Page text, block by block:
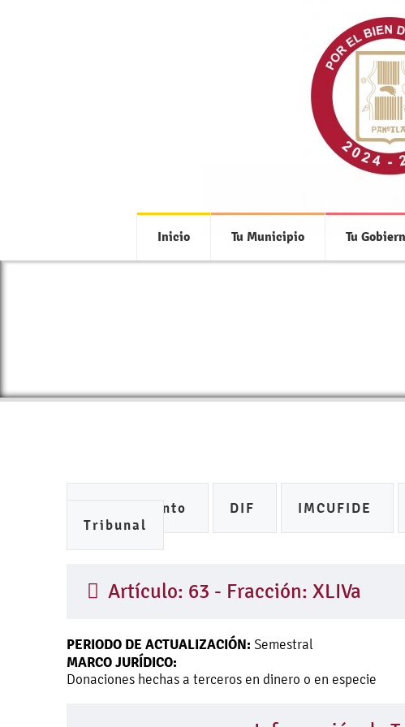
Inicio Tu Municipio Tu
Accede a toda la
Ayuntamiento DIF IMCUFIDE
Tribunal
Artículo: 63 - Fracción: XLIVa
PERIODO DE ACTUALIZACIÓN: Semestral
MARCO JURÍDICO:
Donaciones hechas a terceros en dinero o en especie